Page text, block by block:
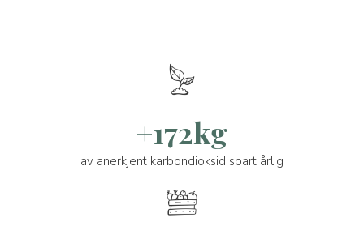
+172kg
av anerkjent karbondioksid spart årlig